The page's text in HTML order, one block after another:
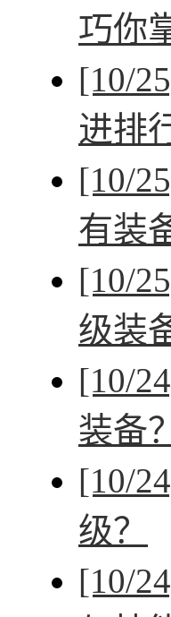
巧你
[10/
进排
[10/
有装
[10/
级装
[10/
装备
[10/
级？
[10/